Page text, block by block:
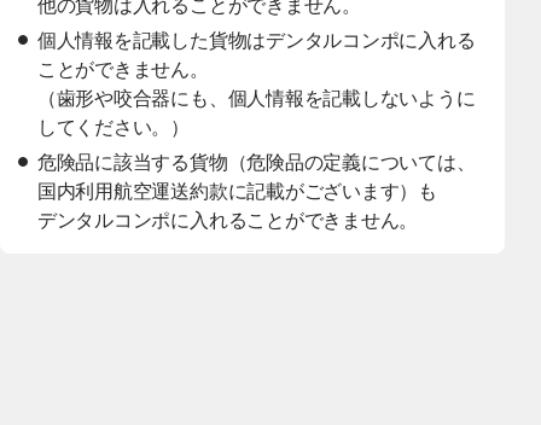
他の貨物は入れることができません。
個人情報を記載した貨物はデンタルコンポに入れる
ことができません。
（歯形や咬合器にも、個人情報を記載しないように
してください。）
危険品に該当する貨物（危険品の定義については、
国内利用航空運送約款に記載がございます）も
デンタルコンポに入れることができません。